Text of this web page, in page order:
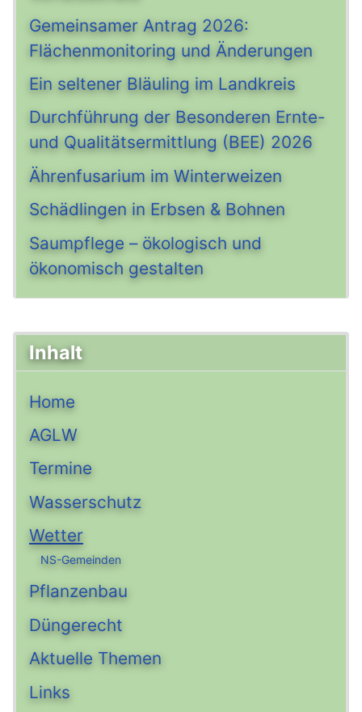
Inhalt
Home
AGLW
Termine
Wasserschutz
Wetter
NS-Gemeinden
Pflanzenbau
Düngerecht
Aktuelle Themen
Links
Gemeinsamer Antrag 2026:
Flächenmonitoring und Änderungen
Ein seltener Bläuling im Landkreis
Durchführung der Besonderen Ernte-
und Qualitätsermittlung (BEE) 2026
Ährenfusarium im Winterweizen
Schädlingen in Erbsen & Bohnen
Saumpflege – ökologisch und
ökonomisch gestalten